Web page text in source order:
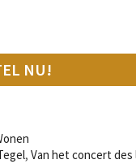
NU!
,Van het concert des